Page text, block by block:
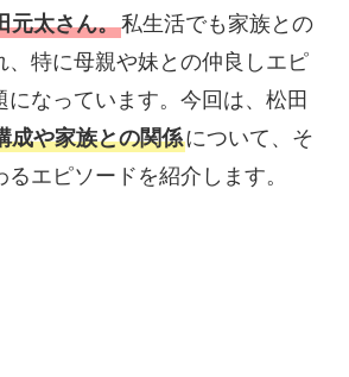
元太さん。私生活でも家族との
、特に母親や妹との仲良しエピ
になっています。今回は、松田
成や家族との関係について、そ
るエピソードを紹介します。